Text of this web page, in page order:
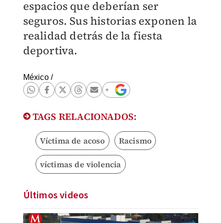
espacios que deberían ser
seguros. Sus historias exponen la
realidad detrás de la fiesta
deportiva.
México/
TAGS RELACIONADOS:
Víctima de acoso Racismo
víctimas de violencia
Últimos videos